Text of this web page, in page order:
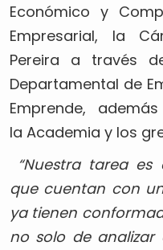
Económico y
Empresarial, la
Pereira a través
Departamental de
Emprende,
la Academia y los
“Nuestra tarea
que cuentan con
ya tienen
no solo de analizar